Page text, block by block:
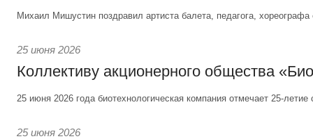
Михаил Мишустин поздравил артиста балета, педагога,
25 июня 2026
Коллективу акционерного общества
25 июня 2026 года биотехнологическая компания отмечает 25-летие
25 июня 2026